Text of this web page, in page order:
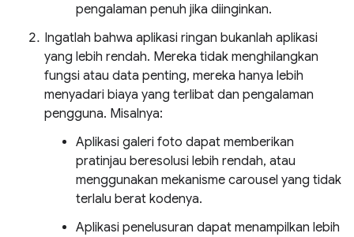
pengalaman penuh jika diinginkan.
Ingatlah bahwa aplikasi ringan bukanlah aplikasi
yang lebih rendah. Mereka tidak menghilangkan
fungsi atau data penting, mereka hanya lebih
menyadari biaya yang terlibat dan pengalaman
pengguna. Misalnya:
Aplikasi galeri foto dapat memberikan
pratinjau beresolusi lebih rendah, atau
menggunakan mekanisme carousel yang tidak
terlalu berat kodenya.
Aplikasi penelusuran dapat menampilkan lebih